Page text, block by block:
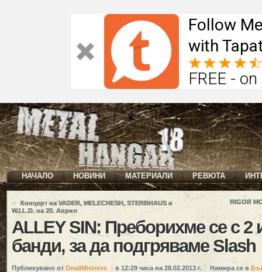
Follow
with
FREE -
НАЧАЛО НОВИНИ МАТЕРИАЛИ РЕВЮТА
«
Концерт на VADER, MELECHESH, STERBHAUS и
W.I.L.D. на 20. Април
RIGOR
ALLEY SIN: Преборихме се с 2
банди, зa да подгряваме Slash
Публикувано от DeadMistress в 12:29 часа на 28.02.2013 г. Намира се в